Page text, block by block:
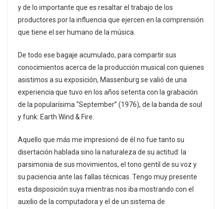
y de lo importante que es resaltar el trabajo de los
productores por la influencia que ejercen en la comprensión
que tiene el ser humano de la música.
De todo ese bagaje acumulado, para compartir sus
conocimientos acerca de la producción musical con quienes
asistimos a su exposición, Massenburg se valió de una
experiencia que tuvo en los años setenta con la grabación
de la popularísima “September” (1976), de la banda de soul
y funk: Earth Wind & Fire.
Aquello que más me impresionó de él no fue tanto su
disertación hablada sino la naturaleza de su actitud: la
parsimonia de sus movimientos, el tono gentil de su voz y
su paciencia ante las fallas técnicas. Tengo muy presente
esta disposición suya mientras nos iba mostrando con el
auxilio de la computadora y el de un sistema de